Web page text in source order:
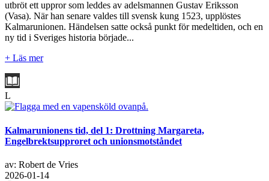
utbröt ett uppror som leddes av adelsmannen Gustav Eriksson
(Vasa). När han senare valdes till svensk kung 1523, upplöstes
Kalmarunionen. Händelsen satte också punkt för medeltiden, och en
ny tid i Sveriges historia började...
+ Läs mer
L
Kalmarunionens tid, del 1: Drottning Margareta,
Engelbrektsupproret och unionsmotståndet
av: Robert de Vries
2026-01-14